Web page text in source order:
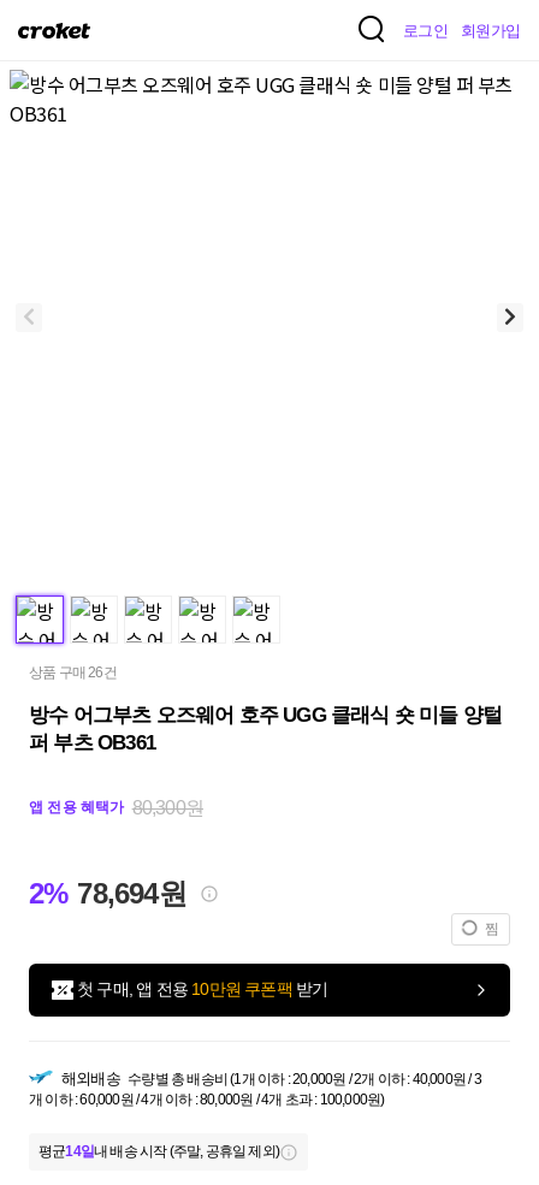
크
켓
로그인 회원가입
상품 구매 26건
방수 어그부츠 오즈웨어 호주 UGG 클래식 숏 미들 양털
퍼 부츠 OB361
앱 전용 혜택가 80,300원
2% 78,694원
찜
첫 구매, 앱 전용 10만원 쿠폰팩 받기
해외배송 수량별 총 배송비 (1개 이하 : 20,000원 / 2개 이하 : 40,000원 / 3
개 이하 : 60,000원 / 4개 이하 : 80,000원 / 4개 초과 : 100,000원)
평균14일내 배송 시작 (주말, 공휴일 제외)